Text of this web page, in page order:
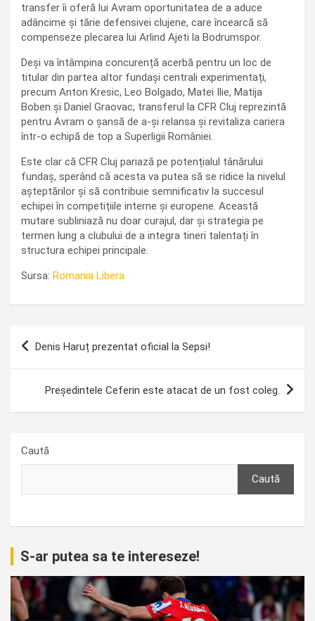
transfer îi oferă lui Avram oportunitatea de a aduce
adâncime și tărie defensivei clujene, care încearcă să
compenseze plecarea lui Arlind Ajeti la Bodrumspor.
Deși va întâmpina concurență acerbă pentru un loc de
titular din partea altor fundași centrali experimentați,
precum Anton Kresic, Leo Bolgado, Matei Ilie, Matija
Boben și Daniel Graovac, transferul la CFR Cluj reprezintă
pentru Avram o șansă de a-și relansa și revitaliza cariera
într-o echipă de top a Superligii României.
Este clar că CFR Cluj pariază pe potențialul tânărului
fundaș, sperând că acesta va putea să se ridice la nivelul
așteptărilor și să contribuie semnificativ la succesul
echipei în competițiile interne și europene. Această
mutare subliniază nu doar curajul, dar și strategia pe
termen lung a clubului de a integra tineri talentați în
structura echipei principale.
Sursa: Romania Libera
Navigare
Denis Haruț prezentat oficial la Sepsi!
Președintele Ceferin este atacat de un fost coleg.
Caută
Caută
S-ar putea sa te intereseze!